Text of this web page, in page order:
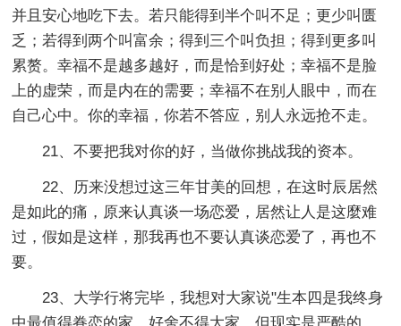
并且安心地吃下去。若只能得到半个叫不足；更少叫匮
乏；若得到两个叫富余；得到三个叫负担；得到更多叫
累赘。幸福不是越多越好，而是恰到好处；幸福不是脸
上的虚荣，而是内在的需要；幸福不在别人眼中，而在
自己心中。你的幸福，你若不答应，别人永远抢不走。
21、不要把我对你的好，当做你挑战我的资本。
22、历来没想过这三年甘美的回想，在这时辰居然
是如此的痛，原来认真谈一场恋爱，居然让人是这麼难
过，假如是这样，那我再也不要认真谈恋爱了，再也不
要。
23、大学行将完毕，我想对大家说"生本四是我终身
中最值得眷恋的家，好舍不得大家，但现实是严酷的，